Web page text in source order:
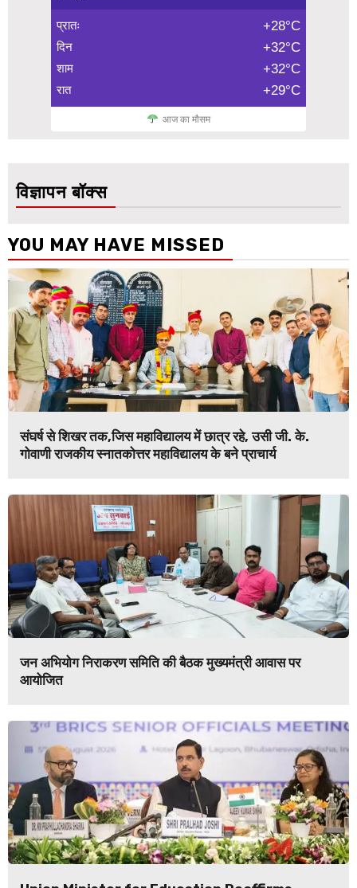
प्रातः +28°C
दिन +32°C
शाम +32°C
रात +29°C
आज का मौसम
विज्ञापन बॉक्स
YOU MAY HAVE MISSED
संघर्ष से शिखर तक,जिस महाविद्यालय में छात्र रहे, उसी जी. के.
गोवाणी राजकीय स्नातकोत्तर महाविद्यालय के बने प्राचार्य
जन अभियोग निराकरण समिति की बैठक मुख्यमंत्री आवास पर
आयोजित